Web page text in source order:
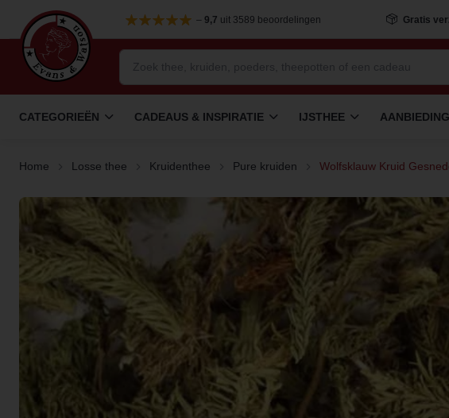
– 9,7 uit 3589 beoordelingen Gratis
CATEGORIEËN CADEAUS & INSPIRATIE IJSTHEE
Home Losse thee Kruidenthee Pure kruiden Wolfsklauw Kruid